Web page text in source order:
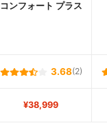
コンフォート プラス
3.68(2)
¥38,999